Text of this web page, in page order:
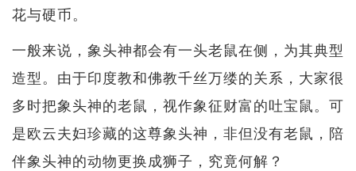
花与硬币。
一般来说，象头神都会有一头老鼠在侧，为其典型
造型。由于印度教和佛教千丝万缕的关系，大家很
多时把象头神的老鼠，视作象征财富的吐宝鼠。可
是欧云夫妇珍藏的这尊象头神，非但没有老鼠，陪
伴象头神的动物更换成狮子，究竟何解？